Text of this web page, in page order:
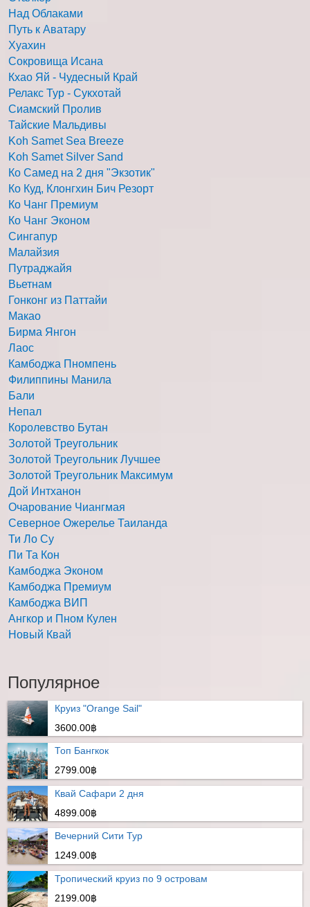
Над Облаками
Путь к Аватару
Хуахин
Сокровища Исана
Кхао Яй - Чудесный Край
Релакс Тур - Сукхотай
Сиамский Пролив
Тайские Мальдивы
Koh Samet Sea Breeze
Koh Samet Silver Sand
Ко Самед на 2 дня "Экзотик"
Ко Куд, Клонгхин Бич Резорт
Ко Чанг Премиум
Ко Чанг Эконом
Сингапур
Малайзия
Путраджайя
Вьетнам
Гонконг из Паттайи
Макао
Бирма Янгон
Лаос
Камбоджа Пномпень
Филиппины Манила
Бали
Непал
Королевство Бутан
Золотой Треугольник
Золотой Треугольник Лучшее
Золотой Треугольник Максимум
Дой Интханон
Очарование Чиангмая
Северное Ожерелье Таиланда
Ти Ло Су
Пи Та Кон
Камбоджа Эконом
Камбоджа Премиум
Камбоджа ВИП
Ангкор и Пном Кулен
Новый Квай
Популярное
Круиз "Orange Sail"
3600.00฿
Топ Бангкок
2799.00฿
Квай Сафари 2 дня
4899.00฿
Вечерний Сити Тур
1249.00฿
Тропический круиз по 9 островам
2199.00฿